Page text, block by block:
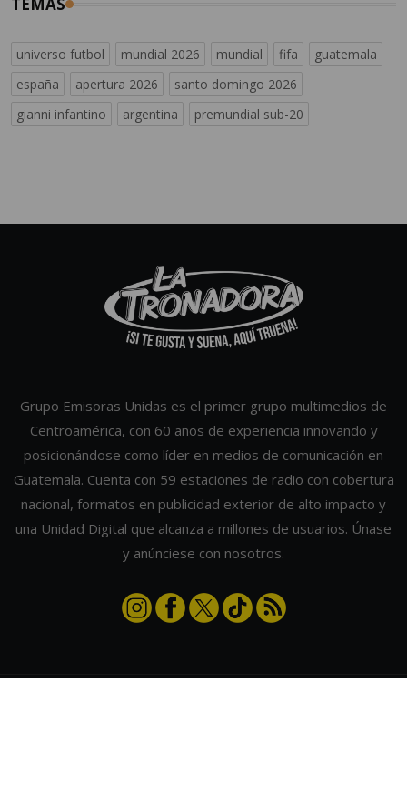
universo futbol mundial 2026 mundial fifa
guatemala
españa
apertura 2026
santo domingo 2026
gianni infantino
argentina premundial sub-20
Grupo Emisoras Unidas es el primer grupo multimedios de
Centroamérica, con 60 años de experiencia innovando y
posicionándose como líder en medios de comunicación en
Guatemala. Cuenta con 59 estaciones de radio con cobertura
nacional, formatos en publicidad exterior de alto impacto y
una Unidad Digital que alcanza a millones de usuarios. Únase
y anúnciese con nosotros.